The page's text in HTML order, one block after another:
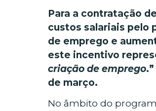
Para a contratação
custos salariais pelo
de emprego e
este incentivo
criação de emprego
de março.
No âmbito do